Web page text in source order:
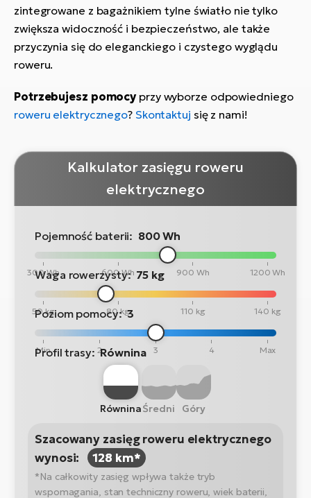
zintegrowane z bagażnikiem tylne światło nie tylko
zwiększa widoczność i bezpieczeństwo, ale także
przyczynia się do eleganckiego i czystego wyglądu
roweru.
Potrzebujesz pomocyprzy wyborze odpowiedniego
roweru elektrycznego? Skontaktuj się z nami!
Kalkulator zasięgu roweru
elektrycznego
Pojemność baterii: 800 Wh
300 Wh 600 Wh 900 Wh 1200 Wh
Waga rowerzysty: 75 kg
50 kg 80 kg 110 kg 140 kg
Poziom pomocy: 3
Min 2 3 4 Max
Profil trasy: Równina
RówninaŚredni Góry
Szacowany zasięg roweru elektrycznego
wynosi:
128 km*
*Na całkowity zasięg wpływa także tryb
wspomagania, stan techniczny roweru, wiek baterii,